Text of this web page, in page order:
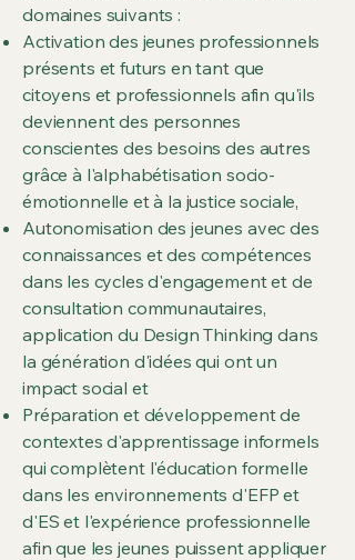
domaines suivants :
Activation des jeunes professionnels
présents et futurs en tant que
citoyens et professionnels afin qu'ils
deviennent des personnes
conscientes des besoins des autres
grâce à l'alphabétisation socio-
émotionnelle et à la justice sociale,
Autonomisation des jeunes avec des
connaissances et des compétences
dans les cycles d'engagement et de
consultation communautaires,
application du Design Thinking dans
la génération d'idées qui ont un
impact social et
Préparation et développement de
contextes d'apprentissage informels
qui complètent l'éducation formelle
dans les environnements d'EFP et
d'ES et l'expérience professionnelle
afin que les jeunes puissent appliquer